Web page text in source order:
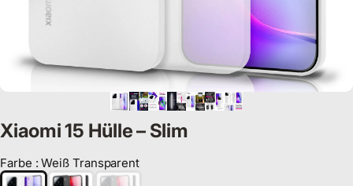
Xiaomi 15 Hülle – Slim
Farbe : Weiß Transparent
Farbe